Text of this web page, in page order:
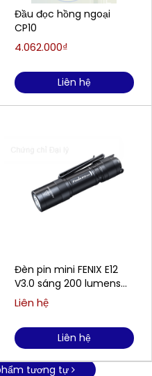
Đầu đọc hồng ngoại
CP10
4.062.000₫
Liên hệ
Đèn pin mini FENIX E12
V3.0 sáng 200 lumens
chiếu xa 78m
Liên hệ
Liên hệ
tương tự